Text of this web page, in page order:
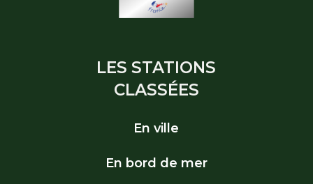
LES STATIONS
CLASSÉES
En ville
En bord de mer